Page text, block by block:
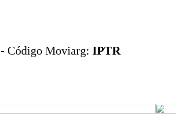
- Código Moviarg: IPTR